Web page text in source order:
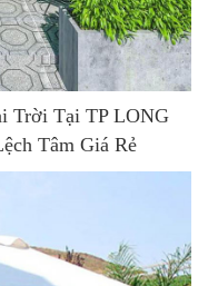
Trời Tại TP LONG
Tâm Giá Rẻ